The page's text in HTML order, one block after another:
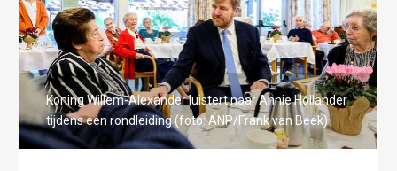
Koning Willem-Alexander luistert naar Annie Hollander
tijdens een rondleiding (foto: ANP/Frank van Beek)